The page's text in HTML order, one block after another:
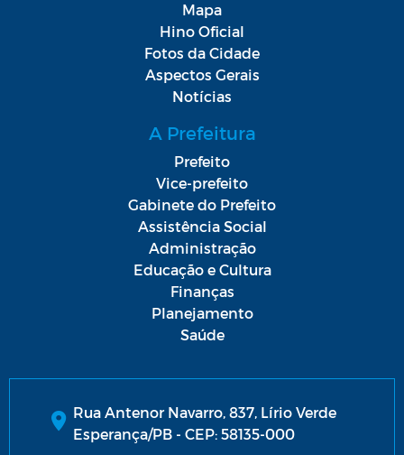
Mapa
Hino Oficial
Fotos da Cidade
Aspectos Gerais
Notícias
A Prefeitura
Prefeito
Vice-prefeito
Gabinete do Prefeito
Assistência Social
Administração
Educação e Cultura
Finanças
Planejamento
Saúde
Rua Antenor Navarro, 837, Lírio Verde
Esperança/PB - CEP: 58135-000